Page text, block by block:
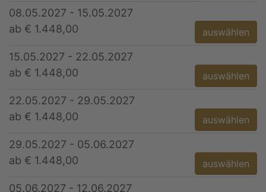
08.05.2027 - 15.05.2027
ab € 1.448,00
auswählen
15.05.2027 - 22.05.2027
ab € 1.448,00
auswählen
22.05.2027 - 29.05.2027
ab € 1.448,00
auswählen
29.05.2027 - 05.06.2027
ab € 1.448,00
auswählen
05.06.2027 - 12.06.2027